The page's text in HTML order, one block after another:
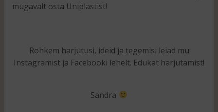
mugavalt osta Uniplastist!
Rohkem harjutusi, ideid ja tegemisi leiad mu
Instagramist ja Facebooki lehelt. Edukat harjutamist!
Sandra